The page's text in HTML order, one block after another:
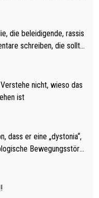
war bei Archie Self letzt
Weltmeister durch
Mitchel sich das (in Ve
die PDC-WM als Zi
die beleidigende, rassis
schreiben, die sollte
mich: Luke Little
über Social Media GvV p
öfters mal gegen Ric
nicht, wieso das
ist
dass er eine „dystonia“,
Bewegungsstöru
ihm helfen! Ich glau
Fälle fälschlich psy